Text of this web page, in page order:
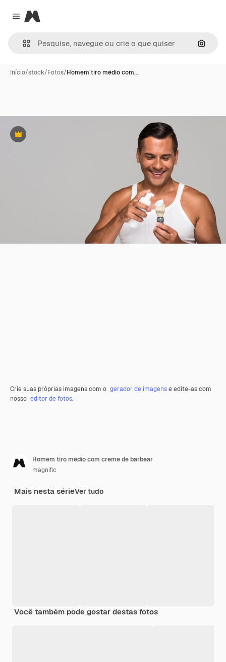
Close menu
Magnific
Início/stock/Fotos/Homem tiro médio com…
Premium
Crie suas próprias imagens com o gerador de imagense edite-as com
nosso editor de fotos.
Homem tiro médio com creme de barbear
magnific
Mais nesta sérieVer tudo
Você também pode gostar destas fotos